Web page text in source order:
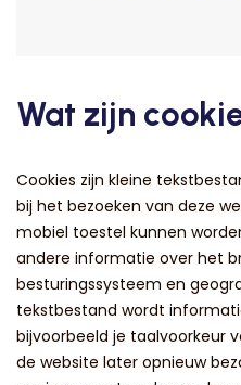
Wat zijn
Cookies zijn kleine
bij het bezoeken van deze
mobiel toestel kunnen
andere informatie over het
besturingssysteem en
tekstbestand wordt
bijvoorbeeld je taalvoorkeur
de website later opnieuw